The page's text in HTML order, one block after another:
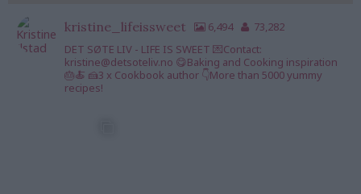
kristine_lifeissweet 6,494
73,282
DET SØTE LIV - LIFE IS SWEET 💌Contact:
kristine@detsoteliv.no 😋Baking and Cooking inspiration
🎂🍝 🍰3 x Cookbook author 👇More than 5000 yummy
recipes!